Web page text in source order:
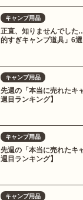
キャンプ用品
正直、知りませんでした
的すぎキャンプ道具」6選
キャンプ用品
先週の「本当に売れたキ
週目ランキング】
キャンプ用品
先週の「本当に売れたキ
週目ランキング】
キャンプ用品